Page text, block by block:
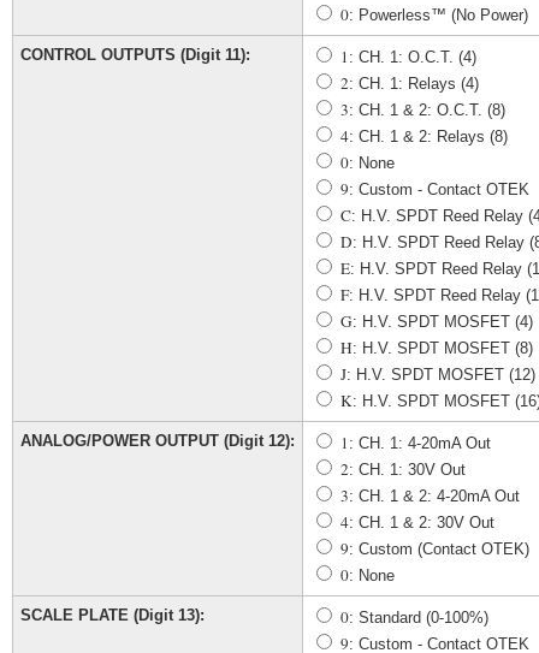
0: Powerless™ (No Power)
CONTROL OUTPUTS (Digit 11): 1 : CH. 1: O.C.T. (4)
2: CH. 1: Relays (4)
3: CH. 1 & 2: O.C.T. (8)
4: CH. 1 & 2: Relays (8)
0: None
9: Custom - Contact OTEK
C: H.V. SPDT Reed Relay
D: H.V. SPDT Reed Relay
E: H.V. SPDT Reed Relay
F: H.V. SPDT Reed Relay
G: H.V. SPDT MOSFET (4)
H: H.V. SPDT MOSFET (8)
J: H.V. SPDT MOSFET (12)
K: H.V. SPDT MOSFET
ANALOG/POWER OUTPUT (Digit 12): 1 : CH. 1: 4-20mA Out
2: CH. 1: 30V Out
3: CH. 1 & 2: 4-20mA Out
4: CH. 1 & 2: 30V Out
9: Custom (Contact OTEK)
0: None
SCALE PLATE (Digit 13): 0: Standard (0-100%)
9: Custom - Contact OTEK